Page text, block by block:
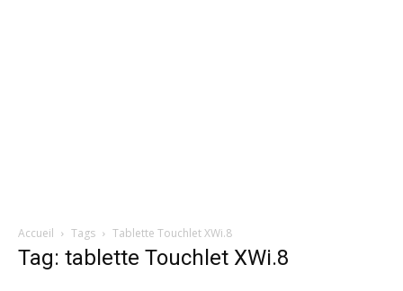
Accueil Tags Tablette Touchlet XWi.8
Tag: tablette Touchlet XWi.8